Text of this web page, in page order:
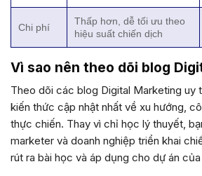
Chi phí
Thấp hơn, dễ tối ưu theo
hiệu suất chiến dịch
Vì sao nên theo dõi blog
Theo dõi các blog Digital Marketing uy
kiến thức cập nhật nhất về xu hướng,
thực chiến. Thay vì chỉ học lý thuyết,
marketer và doanh nghiệp triển khai
rút ra bài học và áp dụng cho dự án của